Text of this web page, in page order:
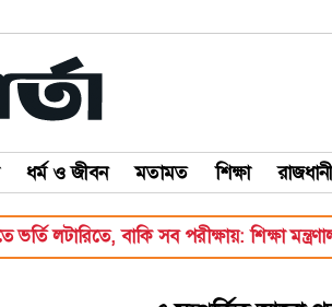
ধর্ম ও জীবন মতামত শিক্ষা রাজধানী
লটারিতে, বাকি সব পরীক্ষায়: শিক্ষা মন্ত্রণালয়